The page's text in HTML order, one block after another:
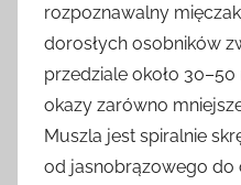
rozpoznawalny
dorosłych osobników
przedziale około
okazy zarówno
Muszla jest spiralnie
od jasnobrązowego do